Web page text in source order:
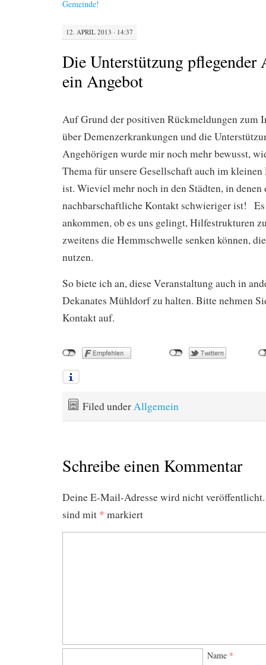
Gemeinde!
12. APRIL 2013 · 14:37
Die Unterstützung pflegender
ein Angebot
Auf Grund der positiven Rückmeldungen zum
über Demenzerkrankungen und die
Angehörigen wurde mir noch mehr bewusst,
Thema für unsere Gesellschaft auch im kleinen
ist. Wieviel mehr noch in den Städten, in denen
nachbarschaftliche Kontakt schwieriger ist!
ankommen, ob es uns gelingt, Hilfestrukturen
zweitens die Hemmschwelle senken können,
nutzen.
So biete ich an, diese Veranstaltung auch in
Dekanates Mühldorf zu halten. Bitte nehmen
Kontakt auf.
Filed underAllgemein
Schreibe einen Kommentar
Deine E-Mail-Adresse wird nicht veröffentlicht.
sind mit * markiert
Name *